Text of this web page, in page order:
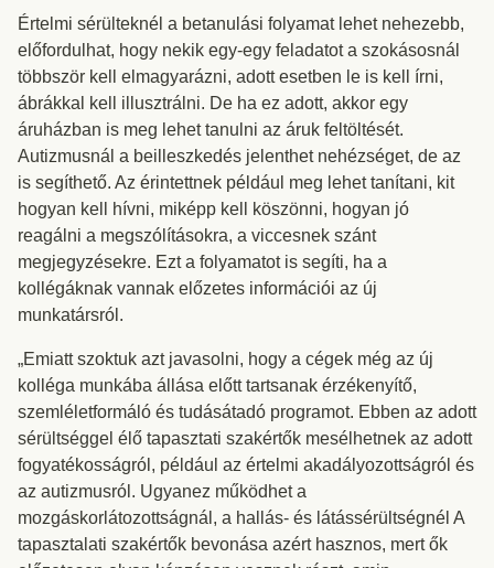
Értelmi sérülteknél a betanulási folyamat lehet nehezebb,
előfordulhat, hogy nekik egy-egy feladatot a szokásosnál
többször kell elmagyarázni, adott esetben le is kell írni,
ábrákkal kell illusztrálni. De ha ez adott, akkor egy
áruházban is meg lehet tanulni az áruk feltöltését.
Autizmusnál a beilleszkedés jelenthet nehézséget, de az
is segíthető. Az érintettnek például meg lehet tanítani, kit
hogyan kell hívni, miképp kell köszönni, hogyan jó
reagálni a megszólításokra, a viccesnek szánt
megjegyzésekre. Ezt a folyamatot is segíti, ha a
kollégáknak vannak előzetes információi az új
munkatársról.
„Emiatt szoktuk azt javasolni, hogy a cégek még az új
kolléga munkába állása előtt tartsanak érzékenyítő,
szemléletformáló és tudásátadó programot. Ebben az adott
sérültséggel élő tapasztati szakértők mesélhetnek az adott
fogyatékosságról, például az értelmi akadályozottságról és
az autizmusról. Ugyanez működhet a
mozgáskorlátozottságnál, a hallás- és látássérültségnél A
tapasztalati szakértők bevonása azért hasznos, mert ők